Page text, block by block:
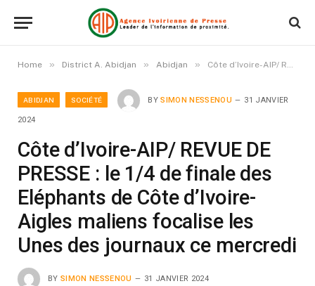
Home » District A. Abidjan » Abidjan » Côte d’Ivoire-AIP/ REVUE DE PRESSE : le 1/4 de finale des Eléphants de Côte d’Ivoire-Aigles maliens focalise les Unes des journaux ce mercredi
ABIDJAN SOCIÉTÉ BY SIMON NESSENOU 31 JANVIER
2024
Côte d’Ivoire-AIP/ REVUE DE
PRESSE : le 1/4 de finale des
Eléphants de Côte d’Ivoire-
Aigles maliens focalise les
Unes des journaux ce mercredi
BY SIMON NESSENOU 31 JANVIER 2024